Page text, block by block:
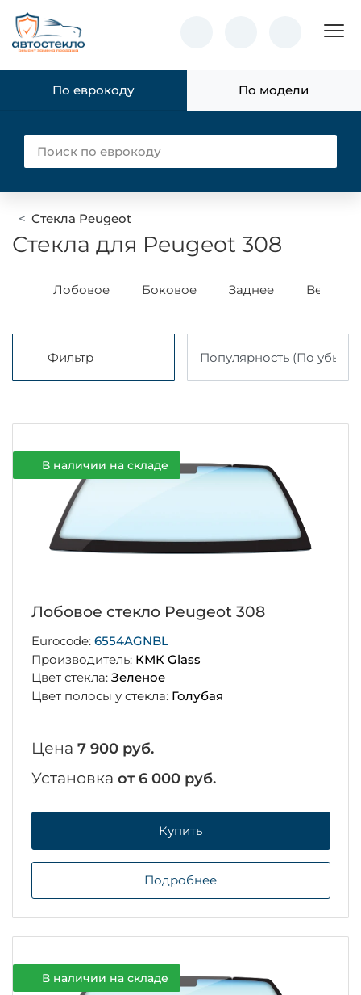
По еврокоду По модели
Стекла Peugeot
Стекла для Peugeot 308
Лобовое Боковое Заднее Benson
Фильтр
В наличии на складе
Лобовое стекло Peugeot 308
Eurocode: 6554AGNBL
Производитель: КМК Glass
Цвет стекла: Зеленое
Цвет полосы у стекла: Голубая
Цена 7 900 руб.
Установка от 6 000 руб.
Купить
Подробнее
В наличии на складе